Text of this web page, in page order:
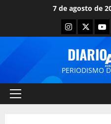
7 de agosto de
DIARIO
PERIODISMO